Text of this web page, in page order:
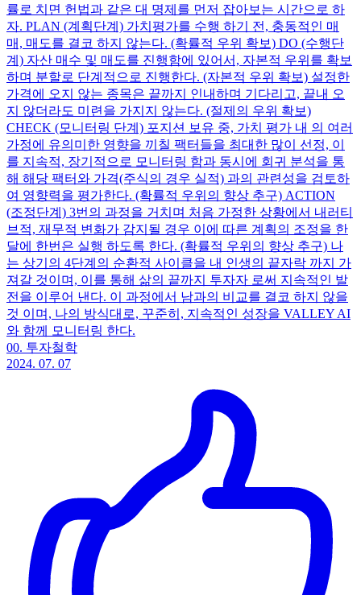
률로 치면 헌법과 같은 대 명제를 먼저 잡아보는 시간으로 하
자. PLAN (계획단계) 가치평가를 수행 하기 전, 충동적인 매
매, 매도를 결코 하지 않는다. (확률적 우위 확보) DO (수행단
계) 자산 매수 및 매도를 진행함에 있어서, 자본적 우위를 확보
하며 분할로 단계적으로 진행한다. (자본적 우위 확보) 설정한
가격에 오지 않는 종목은 끝까지 인내하며 기다리고, 끝내 오
지 않더라도 미련을 가지지 않는다. (절제의 우위 확보)
CHECK (모니터링 단계) 포지션 보유 중, 가치 평가 내 의 여러
가정에 유의미한 영향을 끼칠 팩터들을 최대한 많이 선정, 이
를 지속적, 장기적으로 모니터링 함과 동시에 회귀 분석을 통
해 해당 팩터와 가격(주식의 경우 실적) 과의 관련성을 검토하
여 영향력을 평가한다. (확률적 우위의 향상 추구) ACTION
(조정단계) 3번의 과정을 거치며 처음 가정한 상황에서 내러티
브적, 재무적 변화가 감지될 경우 이에 따른 계획의 조정을 한
달에 한번은 실행 하도록 한다. (확률적 우위의 향상 추구) 나
는 상기의 4단계의 순환적 사이클을 내 인생의 끝자락 까지 가
져갈 것이며, 이를 통해 삶의 끝까지 투자자 로써 지속적인 발
전을 이루어 낸다. 이 과정에서 남과의 비교를 결코 하지 않을
것 이며, 나의 방식대로, 꾸준히, 지속적인 성장을 VALLEY AI
와 함께 모니터링 한다.
00. 투자철학
2024. 07. 07